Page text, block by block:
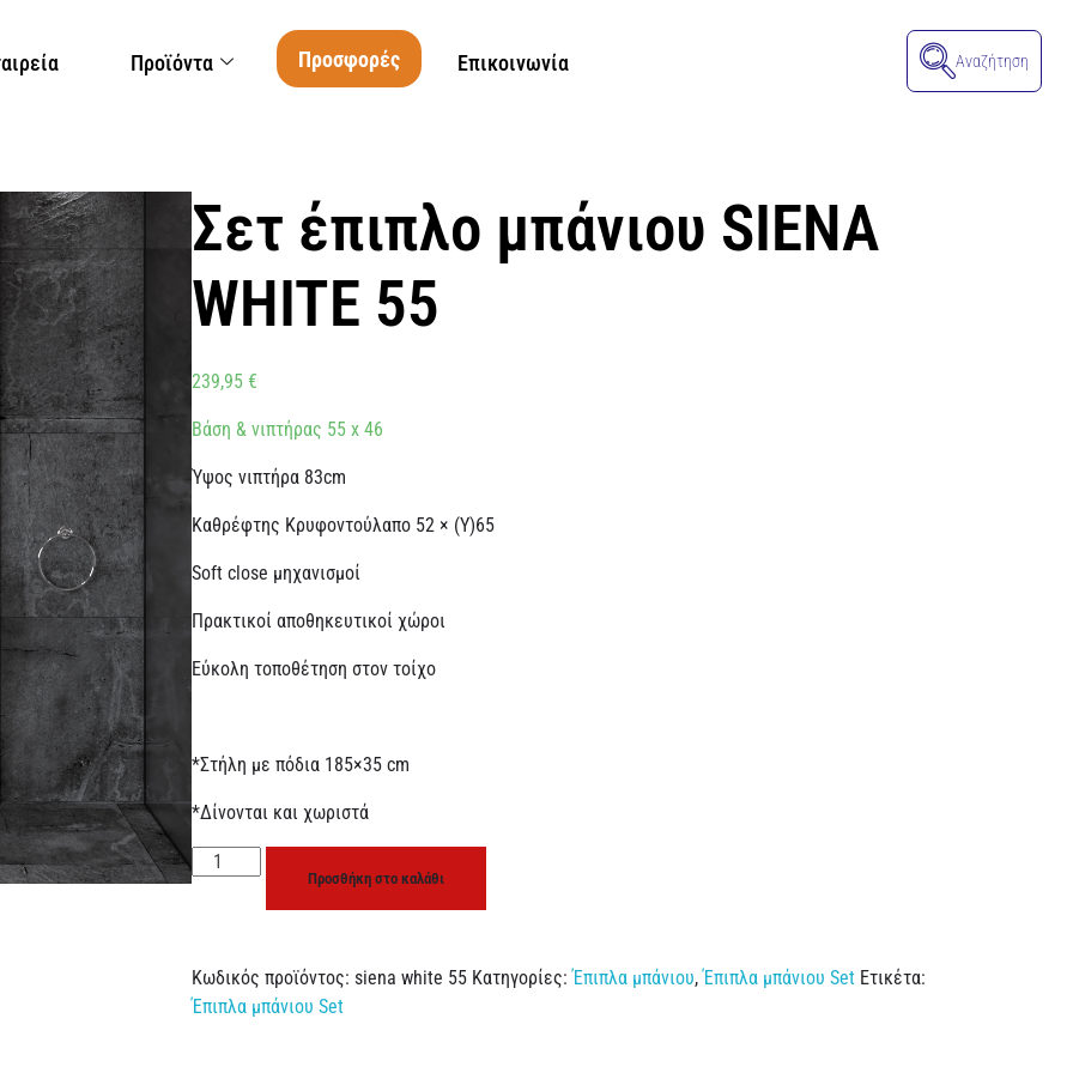
Προϊόντα Προσφορές Επικοινωνία Αναζήτηση
Σετ έπιπλο μπάνιου SIENA
WHITE 55
239,95€
Βάση & νιπτήρας 55 x 46
Ύψος νιπτήρα 83cm
Καθρέφτης Κρυφοντούλαπο 52 × (Υ)65
Soft close μηχανισμοί
Πρακτικοί αποθηκευτικοί χώροι
Εύκολη τοποθέτηση στον τοίχο
*Στήλη με πόδια 185×35 cm
*Δίνονται και χωριστά
Προσθήκη στο καλάθι
Κωδικός προϊόντος:siena white 55 Κατηγορίες:Έπιπλα μπάνιου,Έπιπλα μπάνιου Set Ετικέτα:
Έπιπλα μπάνιου Set